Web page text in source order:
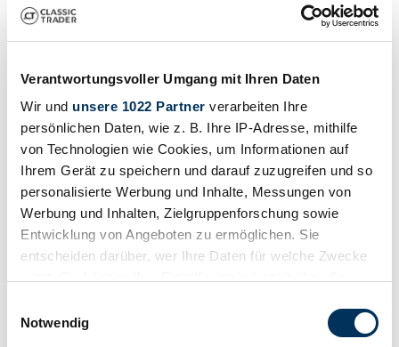
Verantwortungsvoller Umgang mit Ihren Daten
Wir und unsere 1022 Partner verarbeiten Ihre
persönlichen Daten, wie z. B. Ihre IP-Adresse, mithilfe
von Technologien wie Cookies, um Informationen auf
Ihrem Gerät zu speichern und darauf zuzugreifen und so
personalisierte Werbung und Inhalte, Messungen von
Werbung und Inhalten, Zielgruppenforschung sowie
Entwicklung von Angeboten zu ermöglichen. Sie
entscheiden darüber, wer Ihre Daten für welche Zwecke
Trigger Symbol ändern oder widerrufen
Notwendig
Vendedor
Carrocería
Coupe
Kilometraje (leer)
No provisto
Potencia (kW/CV)
441 / 600